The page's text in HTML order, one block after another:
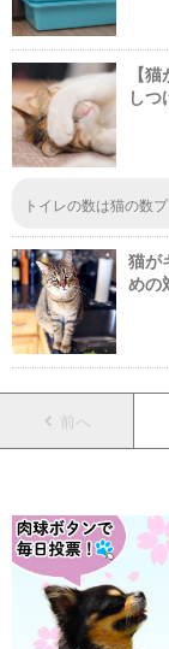
【
しつ
トイレの数は猫の数
います。いくつか置
もしれないですね。
猫が
めの
前へ